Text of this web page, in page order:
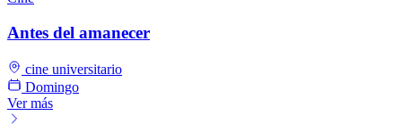
Antes del amanecer
cine universitario
Domingo
Ver más